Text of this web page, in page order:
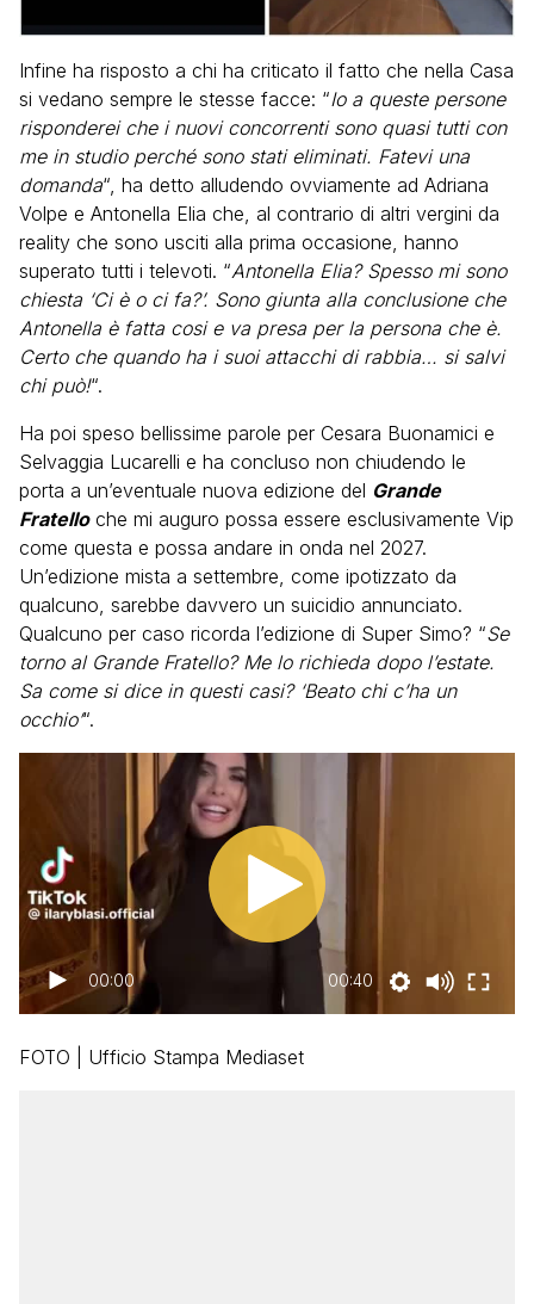
Infine ha risposto a chi ha criticato il fatto che nella Casa
si vedano sempre le stesse facce: “Io a queste persone
risponderei che i nuovi concorrenti sono quasi tutti con
me in studio perché sono stati eliminati. Fatevi una
domanda“, ha detto alludendo ovviamente ad Adriana
Volpe e Antonella Elia che, al contrario di altri vergini da
reality che sono usciti alla prima occasione, hanno
superato tutti i televoti. “Antonella Elia? Spesso mi sono
chiesta ‘Ci è o ci fa?’. Sono giunta alla conclusione che
Antonella è fatta cosi e va presa per la persona che è.
Certo che quando ha i suoi attacchi di rabbia… si salvi
chi può!“.
Ha poi speso bellissime parole per Cesara Buonamici e
Selvaggia Lucarelli e ha concluso non chiudendo le
porta a un’eventuale nuova edizione del Grande
Fratelloche mi auguro possa essere esclusivamente Vip
come questa e possa andare in onda nel 2027.
Un’edizione mista a settembre, come ipotizzato da
qualcuno, sarebbe davvero un suicidio annunciato.
Qualcuno per caso ricorda l’edizione di Super Simo? “Se
torno al Grande Fratello? Me lo richieda dopo l’estate.
Sa come si dice in questi casi? ‘Beato chi c’ha un
occhio’“.
00:00 00:40
FOTO | Ufficio Stampa Mediaset